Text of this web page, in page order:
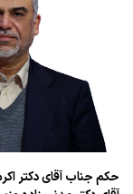
حکم جناب آقای دکتر